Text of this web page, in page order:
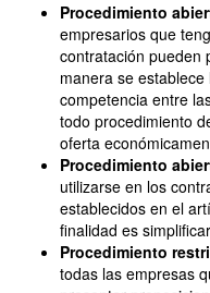
Procedimiento
empresarios que
contratación pueden
manera se
competencia entre
todo procedimiento
oferta
Procedimiento
utilizarse en los
establecidos en el
finalidad es
Procedimiento
todas las empresas